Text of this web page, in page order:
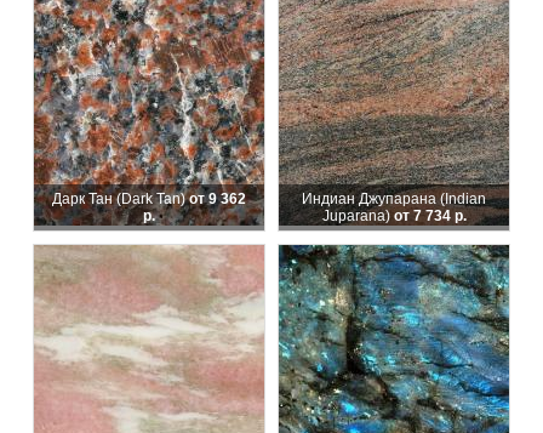
Дарк Тан (Dark Tan)от 9 362
р.
Индиан Джупарана (Indian
Juparana) от 7 734 р.